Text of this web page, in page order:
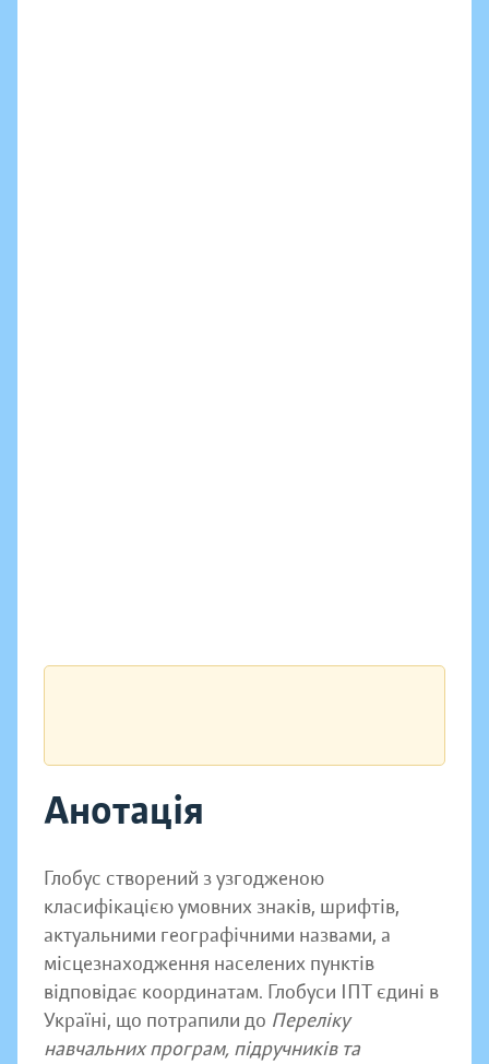
Анотація
Глобус створений з узгодженою
класифікацією умовних знаків, шрифтів,
актуальними географічними назвами, а
місцезнаходження населених пунктів
відповідає координатам. Глобуси ІПТ єдині в
Україні, що потрапили до Переліку
навчальних програм, підручників та